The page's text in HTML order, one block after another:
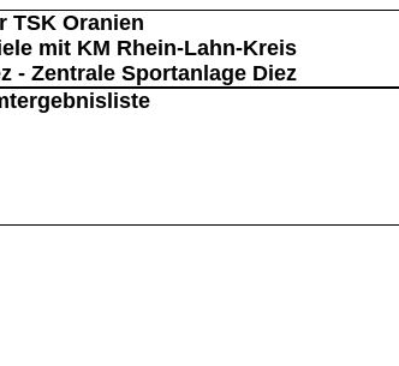
TSK Oranien
mit KM Rhein-Lahn-Kreis
- Zentrale Sportanlage Diez